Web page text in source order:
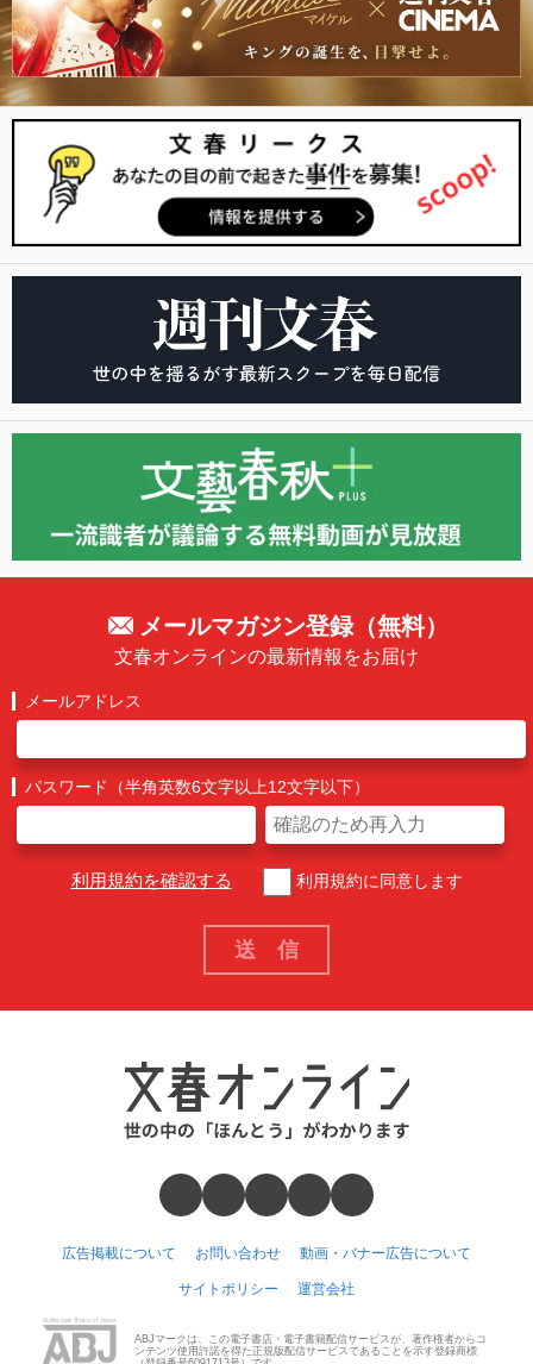
メールマガジン登録（無料）
文春オンラインの最新情報をお届け
メールアドレス
パスワード（半角英数6文字以上12文字以下）
利用規約を確認する 利用規約に同意します
広告掲載について お問い合わせ 動画・バナー広告について
サイトポリシー 運営会社
ABJマークは、この電子書店・電子書籍配信サービスが、著作権者からコ
ンテンツ使用許諾を得た正規版配信サービスであることを示す登録商標